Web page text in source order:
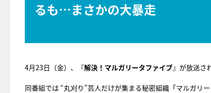
るも…まさかの大暴走
4月23日（金）、『解決！マルガリータファイブ』が放送さ
同番組では “丸刈り”芸人だけが集まる秘密組織「マルガリ